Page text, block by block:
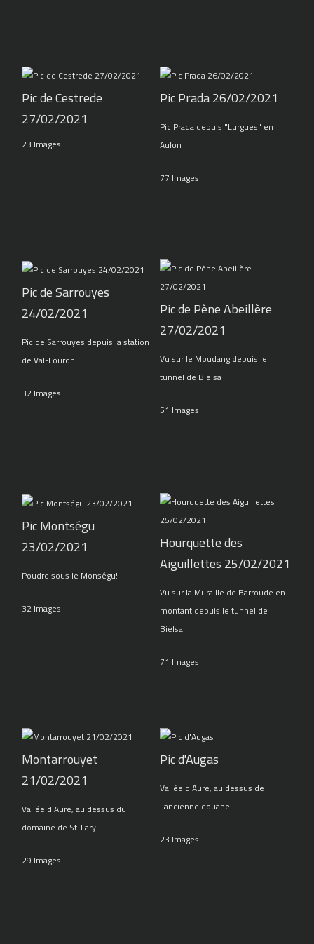
Pic de Cestrede
27/02/2021
23 Images
Pic Prada 26/02/2021
Pic Prada depuis "Lurgues" en
Aulon
77 Images
Pic de Sarrouyes
24/02/2021
Pic de Sarrouyes depuis la station
de Val-Louron
32 Images
Pic de Pène Abeillère
27/02/2021
Vu sur le Moudang depuis le
tunnel de Bielsa
51 Images
Pic Montségu
23/02/2021
Poudre sous le Monségu!
32 Images
Hourquette des
Aiguillettes 25/02/2021
Vu sur la Muraille de Barroude en
montant depuis le tunnel de
Bielsa
71 Images
Montarrouyet
21/02/2021
Vallée d'Aure, au dessus du
domaine de St-Lary
29 Images
Pic d'Augas
Vallée d'Aure, au dessus de
l'ancienne douane
23 Images